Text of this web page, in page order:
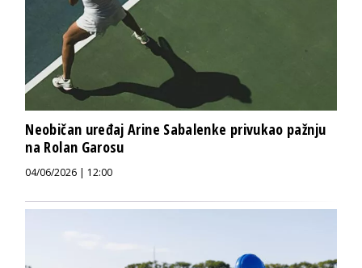
Neobičan uređaj Arine Sabalenke privukao pažnju
na Rolan Garosu
04/06/2026 | 12:00